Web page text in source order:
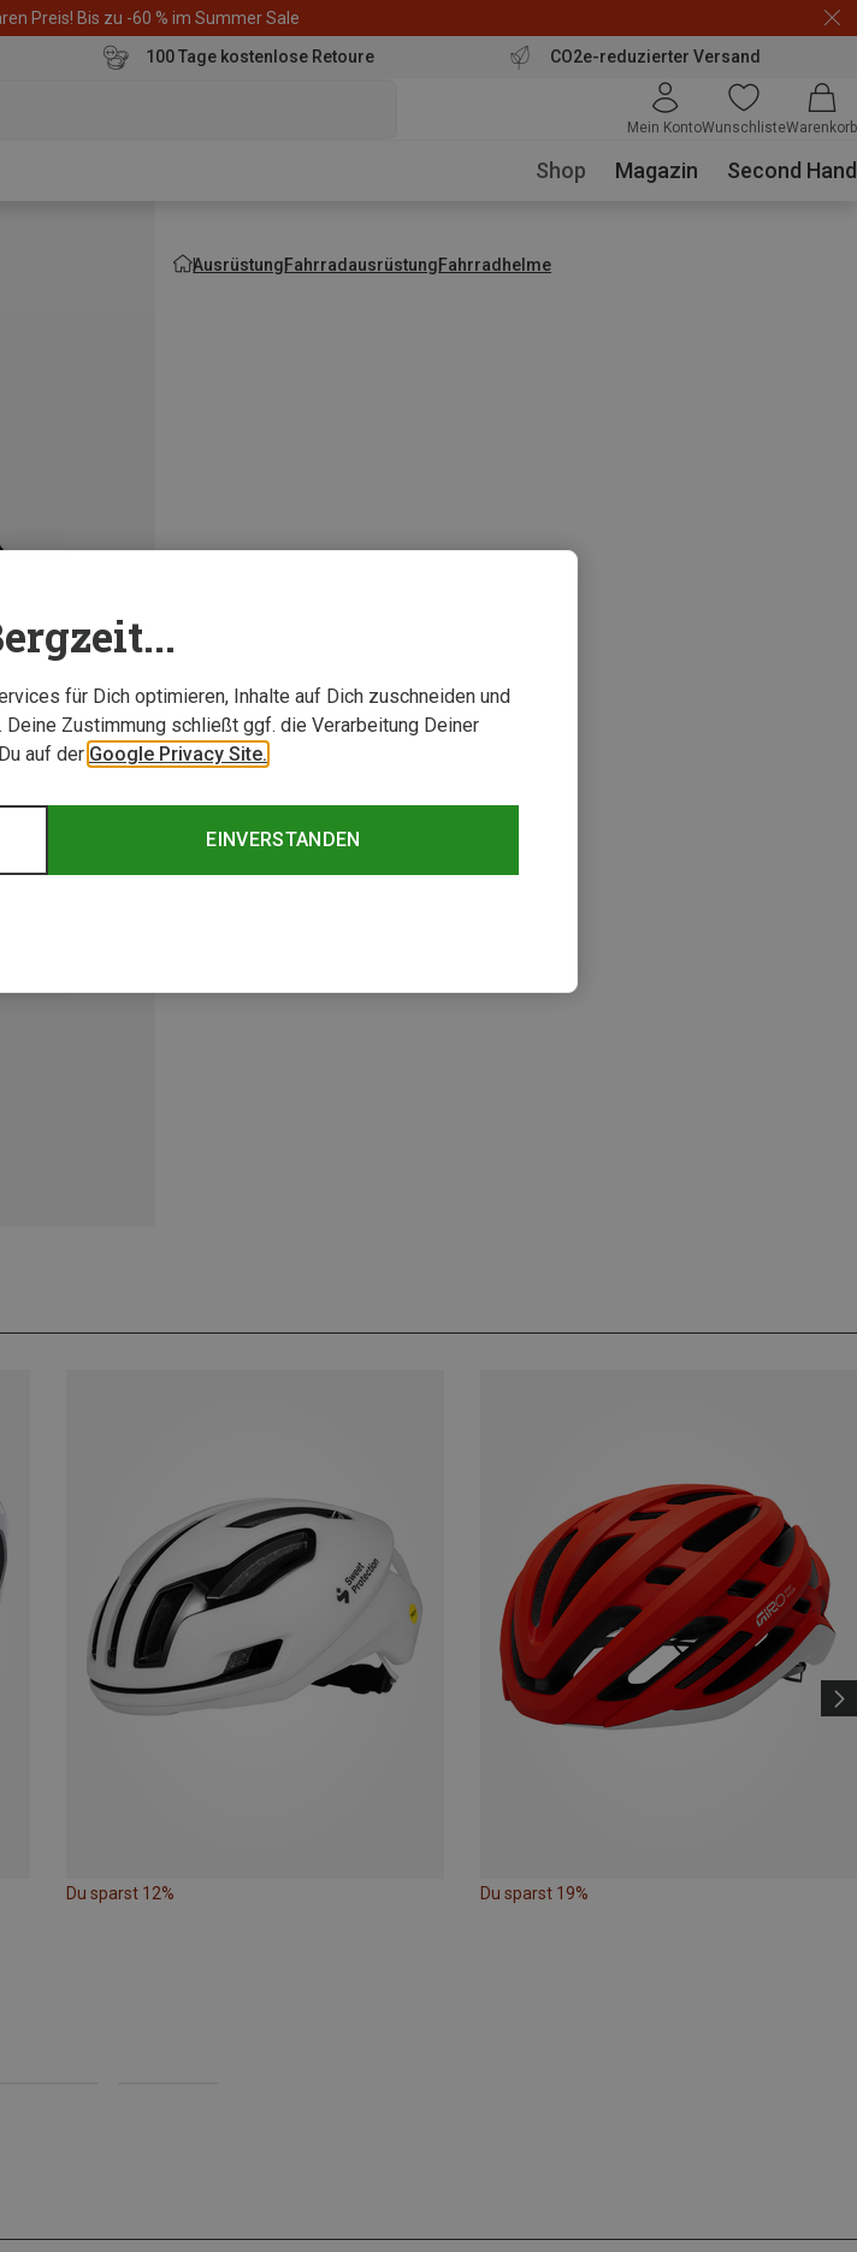
Preis! Bis zu -60 % im Summer Sale
100 Tage kostenlose Retoure CO2e-reduzierter Versand
Mein KontoWunschlisteWarenkorb
Shop Magazin Second Hand
AusrüstungFahrradausrüstungFahrradhelme
Du sparst 12% Du sparst 19%
für Dich optimieren, Inhalte auf Dich zuschneiden und
Zustimmung schließt ggf. die Verarbeitung Deiner
auf der Google Privacy Site.
EINVERSTANDEN